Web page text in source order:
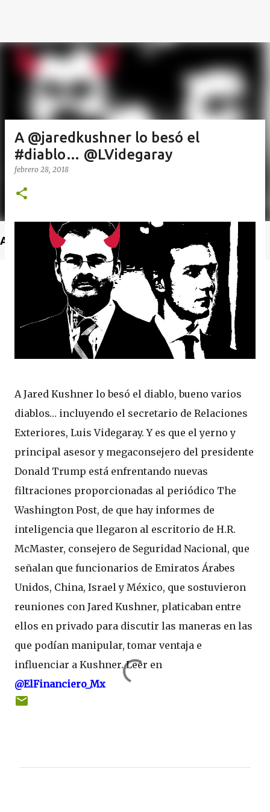
Anuncio
A @jaredkushner lo besó el
febrero 28, 2018
A Jared Kushner lo besó el diablo, bueno varios
diablos… incluyendo el secretario de Relaciones
Exteriores, Luis Videgaray. Y es que el yerno y
principal asesor y megaconsejero del presidente
Donald Trump está enfrentando nuevas
filtraciones proporcionadas al periódico The
Washington Post, de que hay informes de
inteligencia que llegaron al escritorio de H.R.
McMaster, consejero de Seguridad Nacional, que
señalan que funcionarios de Emiratos Árabes
Unidos, China, Israel y México, que sostuvieron
reuniones con Jared Kushner, platicaban entre
ellos en privado para discutir las maneras en las
que podían manipular, tomar ventaja e
influenciar a Kushner. Leer en
@ElFinanciero_Mx